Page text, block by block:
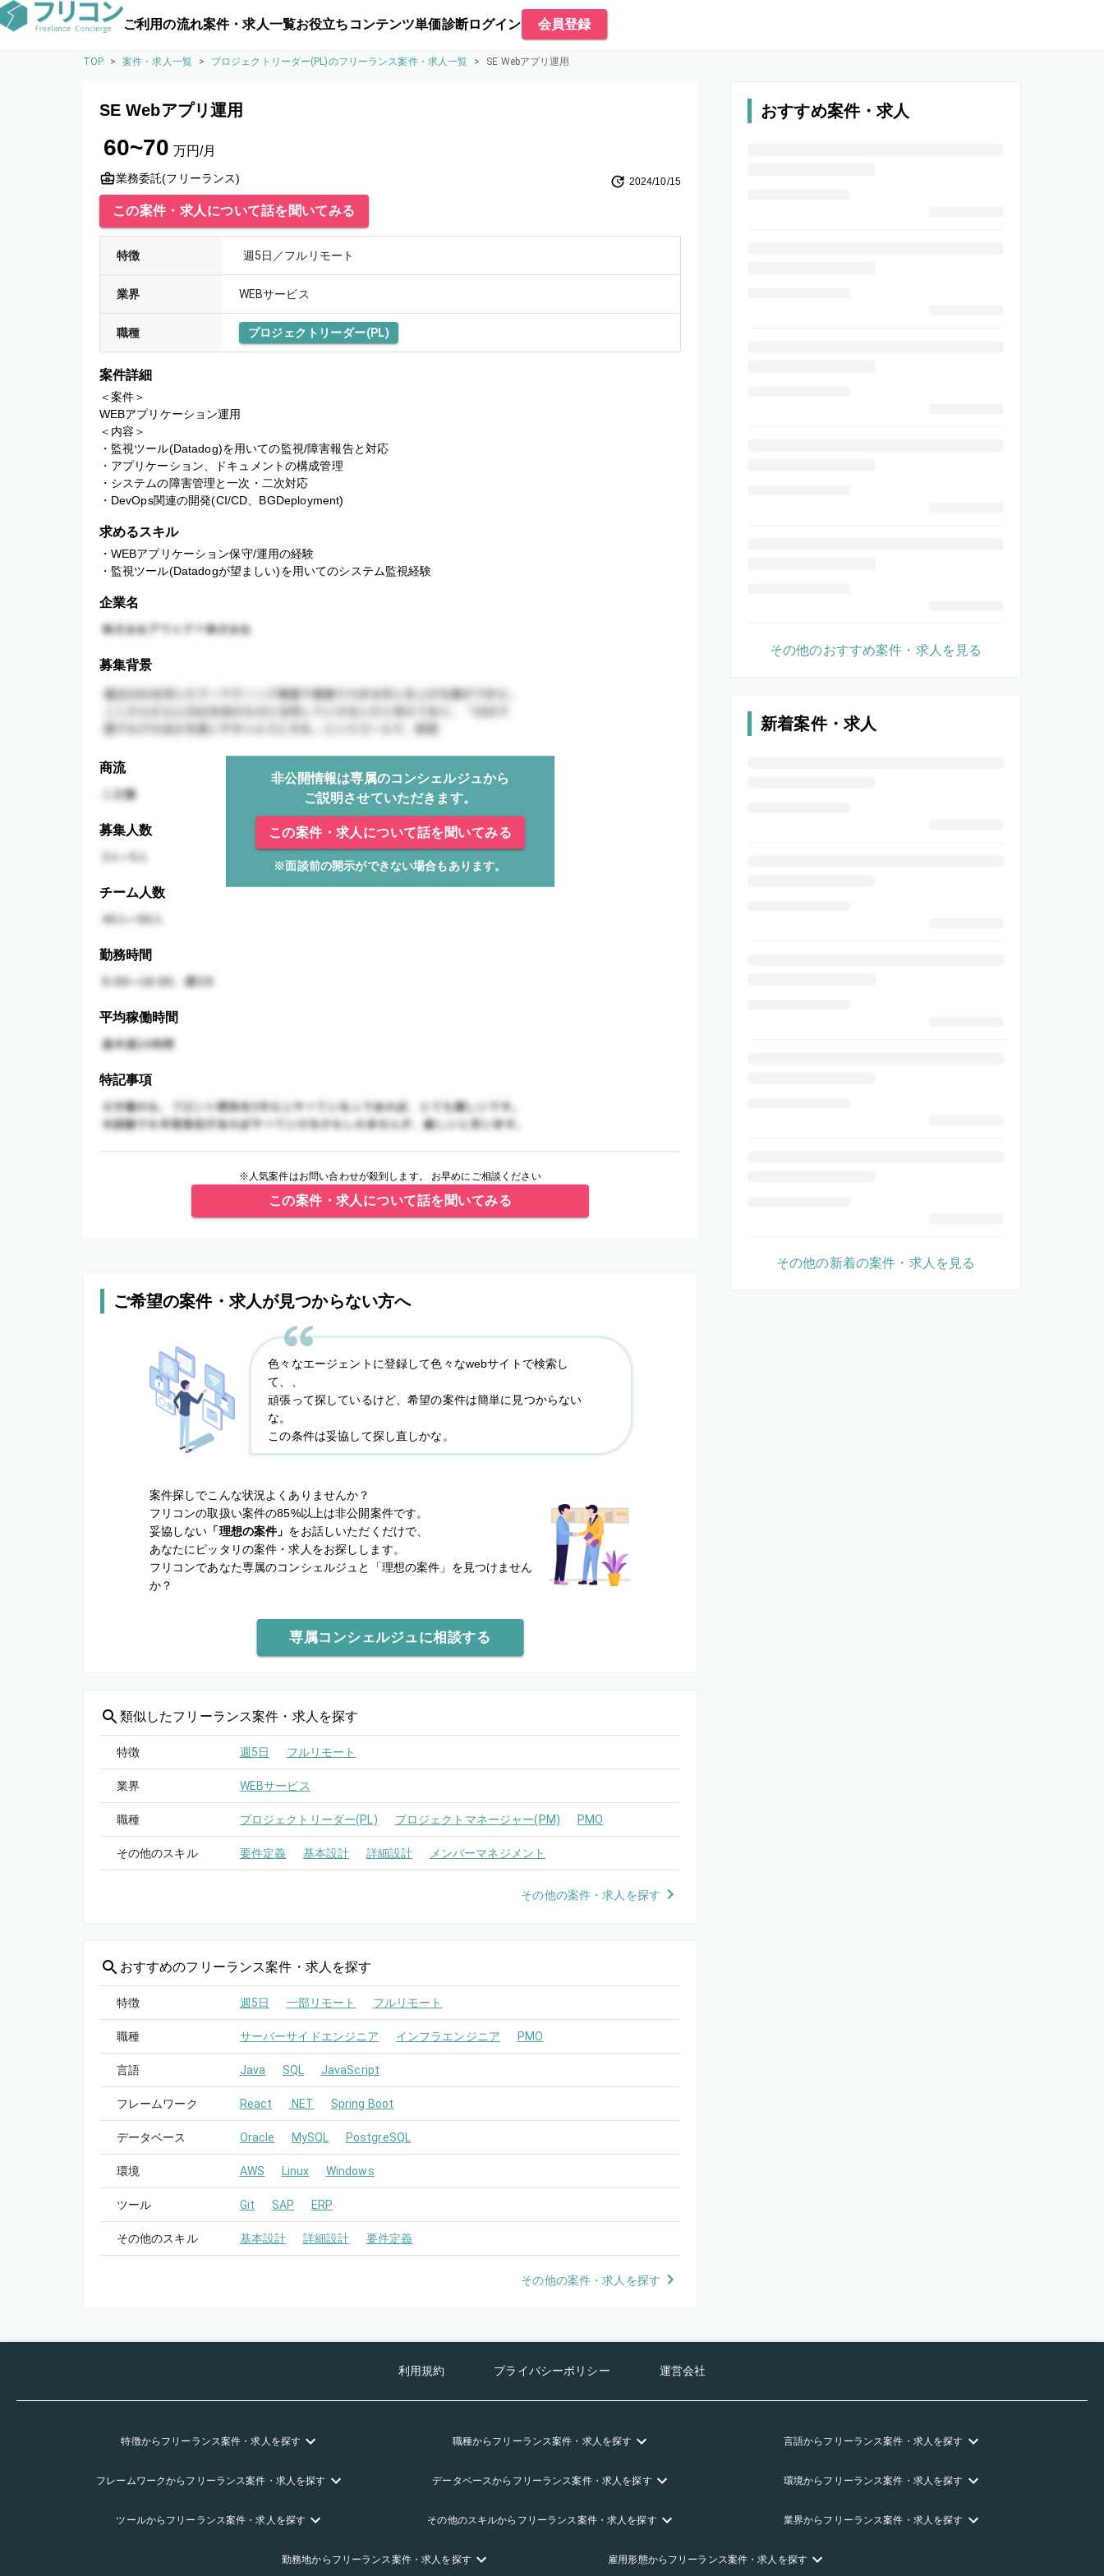
ご利用の流れ案件・求人一覧お役立ちコンテンツ単価診断ログイン 会員登録
TOP > 案件・求人一覧 > プロジェクトリーダー(PL)のフリーランス案件・求人一覧 > SE Webアプリ運用
SE Webアプリ運用
60~70 万円/月
業務委託(フリーランス) 2024/10/15
この案件・求人について話を聞いてみる
特徴 週5日／フルリモート
業界 WEBサービス
職種 プロジェクトリーダー(PL)
案件詳細
＜案件＞
WEBアプリケーション運用
＜内容＞
・監視ツール(Datadog)を用いての監視/障害報告と対応
・アプリケーション、ドキュメントの構成管理
・システムの障害管理と一次・二次対応
・DevOps関連の開発(CI/CD、BGDeployment)
求めるスキル
・WEBアプリケーション保守/運用の経験
・監視ツール(Datadogが望ましい)を用いてのシステム監視経験
企業名
募集背景
商流
非公開情報は専属のコンシェルジュから
ご説明させていただきます。
この案件・求人について話を聞いてみる
※面談前の開示ができない場合もあります。
募集人数
チーム人数
勤務時間
平均稼働時間
特記事項
※人気案件はお問い合わせが殺到します。 お早めにご相談ください
この案件・求人について話を聞いてみる
ご希望の案件・求人が見つからない方へ
色々なエージェントに登録して色々なwebサイトで検索し
て、、
頑張って探しているけど、希望の案件は簡単に見つからない
な。
この条件は妥協して探し直しかな。
案件探しでこんな状況よくありませんか？
フリコンの取扱い案件の85%以上は非公開案件です。
妥協しない 「理想の案件」 をお話しいただくだけで、
あなたにピッタリの案件・求人をお探しします。
フリコンであなた専属のコンシェルジュと
「理想の案件」を見つけません
か？
専属コンシェルジュに相談する
類似したフリーランス案件・求人を探す
特徴 週5日 フルリモート
業界 WEBサービス
職種 プロジェクトリーダー(PL) プロジェクトマネージャー(PM) PMO
その他のスキル 要件定義 基本設計 詳細設計 メンバーマネジメント
その他の案件・求人を探す
おすすめのフリーランス案件・求人を探す
特徴 週5日 一部リモート フルリモート
職種 サーバーサイドエンジニア インフラエンジニア PMO
言語 Java SQL JavaScript
フレームワーク React .NET Spring Boot
データベース Oracle MySQL PostgreSQL
環境 AWS Linux Windows
ツール Git SAP ERP
その他のスキル 基本設計 詳細設計 要件定義
その他の案件・求人を探す
おすすめ案件・求人
その他のおすすめ案件・求人を見る
新着案件・求人
その他の新着の案件・求人を見る
利用規約 プライバシーポリシー 運営会社
特徴からフリーランス案件・求人を探す 職種からフリーランス案件・求人を探す 言語からフリーランス案件・求人を探す
フレームワークからフリーランス案件・求人を探す データベースからフリーランス案件・求人を探す 環境からフリーランス案件・求人を探す
ツールからフリーランス案件・求人を探す その他のスキルからフリーランス案件・求人を探す 業界からフリーランス案件・求人を探す
勤務地からフリーランス案件・求人を探す 雇用形態からフリーランス案件・求人を探す